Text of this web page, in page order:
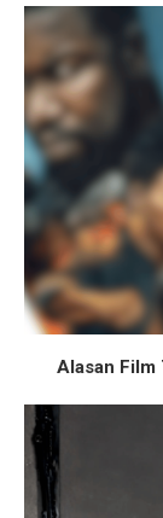
Alasan Film